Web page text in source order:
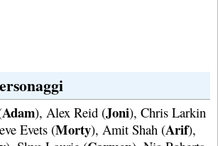
Adam), Alex Reid (Joni), Chris Larkin
Evets (Morty), Amit Shah (Arif),